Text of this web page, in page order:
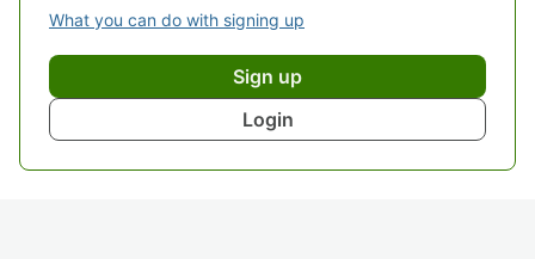
What you can do with signing up
Sign up
Login